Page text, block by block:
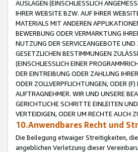
AUSLAGEN (EINSCHLIESSLICH
IHRER WEBSITE BZW. AUF IHRER
MATERIALS MIT ANDEREN
BEWERBUNG ODER VERMARKTUNG
NUTZUNG DER SERVICEANGEBOTE
GESETZLICHEN BESTIMMUNGEN
(EINSCHLIESSLICH EINER
DER EINTREIBUNG ODER ZAHLUNG
ODER ZOLLVERPFLICHTUNGEN, ODER
AUFTRAGNEHMER. WIR UND UNSERE
GERICHTLICHE SCHRITTE EINLEITEN
VERTEIDIGEN, ODER UM RECHTE AUCH
10.Anwendbares Recht und
Die Beilegung etwaiger Streitigkeiten,
angeblichen Verletzung dieser